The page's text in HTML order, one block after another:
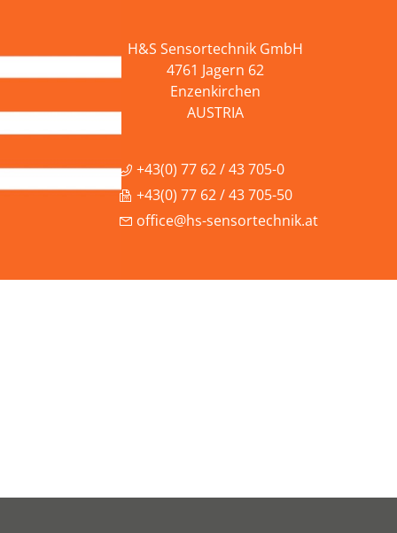
H&S Sensortechnik GmbH
4761 Jagern 62
Enzenkirchen
AUSTRIA
+43(0) 77 62 / 43 705-0
+43(0) 77 62 / 43 705-50
office@hs-sensortechnik.at